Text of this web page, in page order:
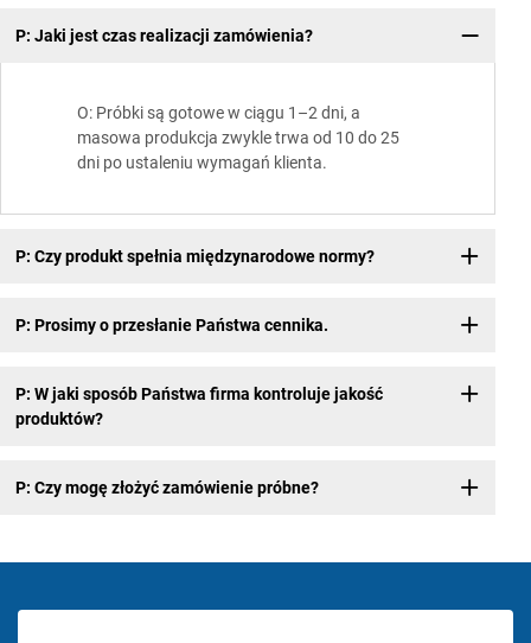
P: Jaki jest czas realizacji zamówienia?
O: Próbki są gotowe w ciągu 1–2 dni, a
masowa produkcja zwykle trwa od 10 do 25
dni po ustaleniu wymagań klienta.
P: Czy produkt spełnia międzynarodowe normy?
P: Prosimy o przesłanie Państwa cennika.
P: W jaki sposób Państwa firma kontroluje jakość
produktów?
P: Czy mogę złożyć zamówienie próbne?